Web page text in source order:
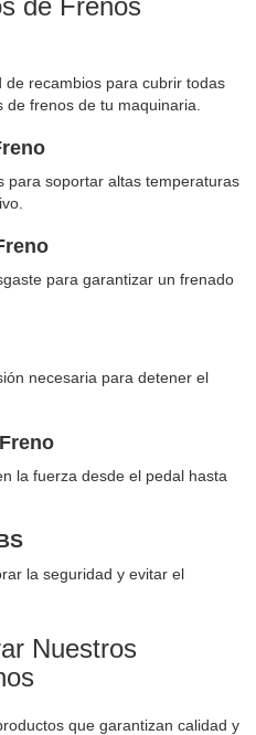
recambios para cubrir todas
frenos de tu maquinaria.
para soportar altas temperaturas
para garantizar un frenado
necesaria para detener el
la fuerza desde el pedal hasta
la seguridad y evitar el
Nuestros
que garantizan calidad y